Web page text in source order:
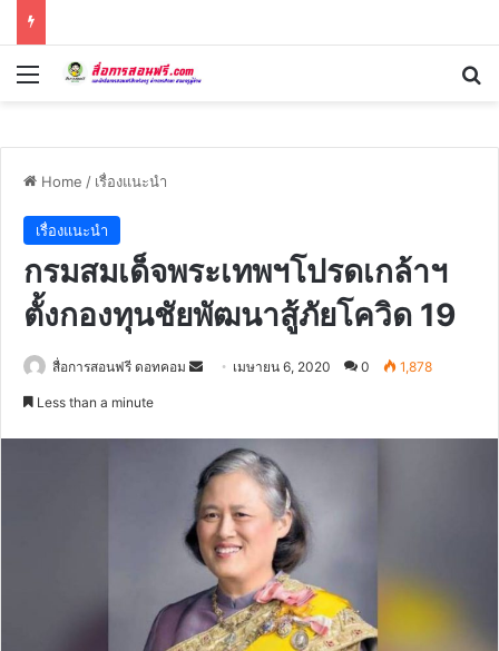
Menu
Home / เรื่องแนะนำ
เรื่องแนะนำ
กรมสมเด็จพระเทพฯโปรดเกล้าฯ
ตั้งกองทุนชัยพัฒนาสู้ภัยโควิด 19
สื่อการสอนฟรี ดอทคอม
Send เมษายน 6, 2020 0 1,878
Less than a minute